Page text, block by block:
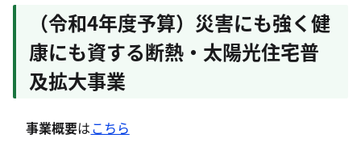
（令和4年度予算）災害にも強く健
康にも資する断熱・太陽光住宅普
及拡大事業
事業概要はこちら